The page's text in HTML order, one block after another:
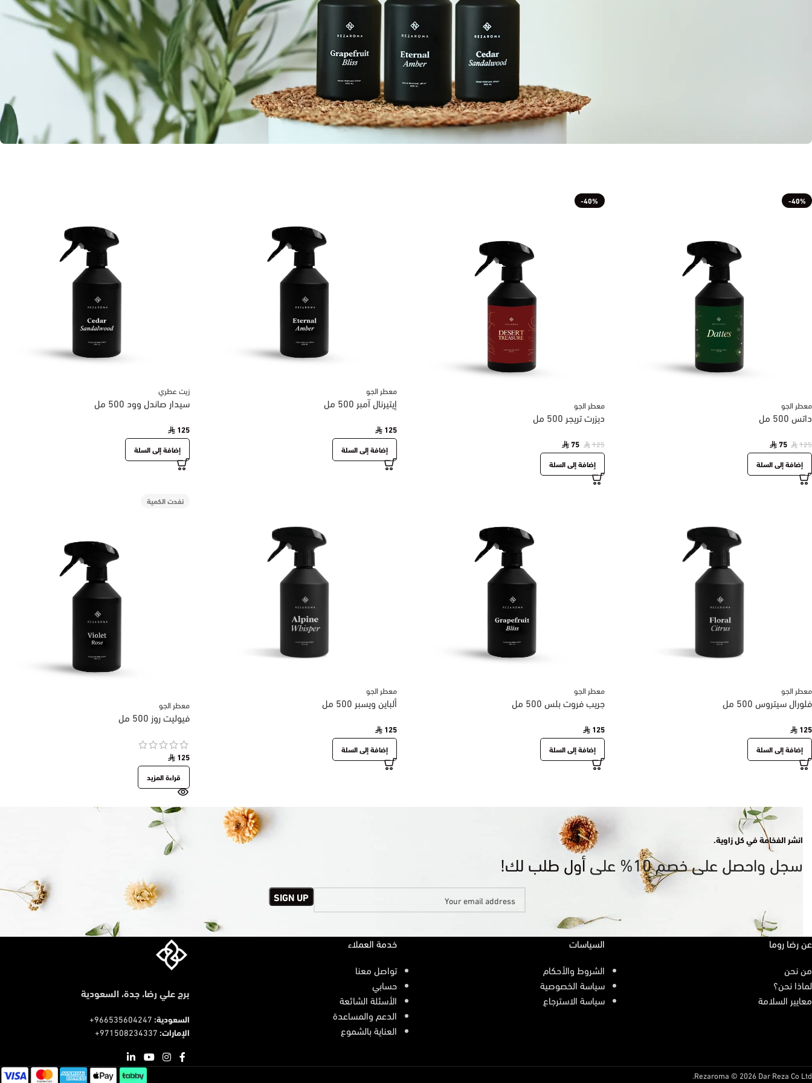
-40%
معطر الجو
داتس 500 مل
125
75
إضافة إلى السلة
-40%
معطر الجو
ديزرت تريجر 500 مل
125
75
إضافة إلى السلة
معطر الجو
إيتيرنال آمبر 500 مل
125
إضافة إلى السلة
زيت عطري
سيدار صاندل وود 500 مل
125
إضافة إلى السلة
معطر الجو
فلورال سيتروس 500 مل
125
إضافة إلى السلة
معطر الجو
جريب فروت بلس 500 مل
125
إضافة إلى السلة
معطر الجو
ألباين ويسبر 500 مل
125
إضافة إلى السلة
نفدت الكمية
معطر الجو
فيوليت روز 500 مل
125
قراءة المزيد
انشر الفخامة في كل زاوية.
سجل واحصل على خصم 10% على أول طلب لك!
عن رضا روما
من نحن
لماذا نحن؟
معايير السلامة
السياسات
الشروط والأحكام
سياسة الخصوصية
سياسة الاسترجاع
خدمة العملاء
تواصل معنا
حسابي
الأسئلة الشائعة
الدعم والمساعدة
العناية بالشموع
برج علي رضا، جدة، السعودية
السعودية:
الإمارات:
Rezaroma © 2026 Dar Reza Co Ltd.